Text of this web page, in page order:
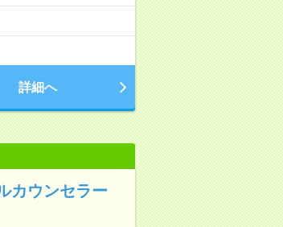
詳細へ
カウンセラー